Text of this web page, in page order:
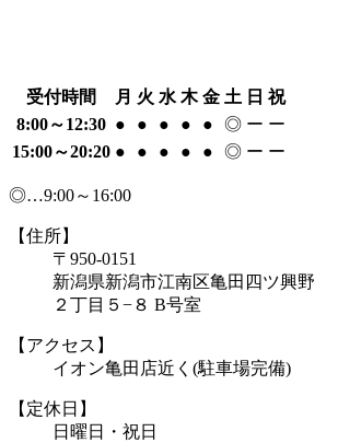
受付時間 月 火 水 木 金 土 日 祝
8:00～12:30 ● ● ● ● ● ◎ ー ー
15:00～20:20 ● ● ● ● ● ◎ ー ー
◎…9:00～16:00
【住所】
〒950-0151
新潟県新潟市江南区亀田四ツ興野
２丁目５−８ B号室
【アクセス】
イオン亀田店近く(駐車場完備)
【定休日】
日曜日・祝日